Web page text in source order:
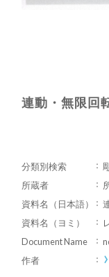
連動・無限回
分類別検索
所蔵者
資料名（日本語）
資料名（ヨミ）
Document Name
作者